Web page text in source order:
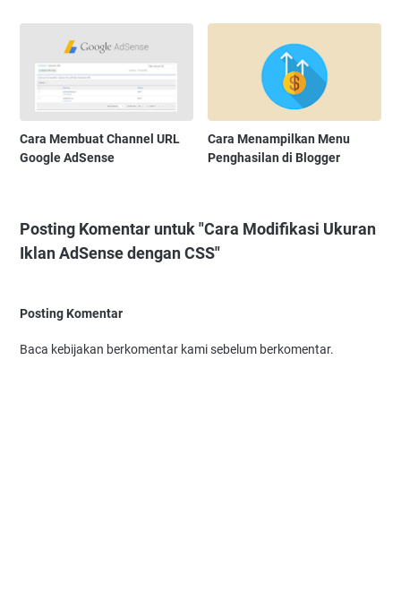
Cara Membuat Channel URL
Google AdSense
Cara Menampilkan Menu
Penghasilan di Blogger
Posting Komentar untuk "Cara Modifikasi Ukuran
Iklan AdSense dengan CSS"
Posting Komentar
Baca kebijakan berkomentar kami sebelum berkomentar.